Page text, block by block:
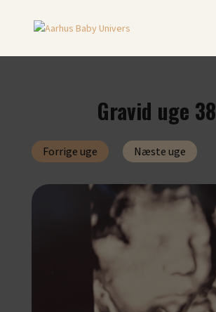
Gravid uge 38
Forrige uge Næste uge